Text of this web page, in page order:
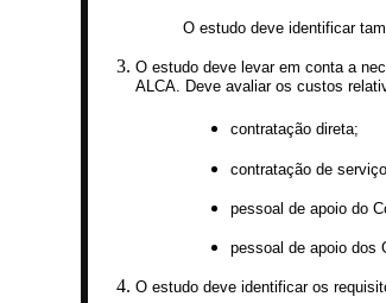
O estudo deve identificar
O estudo deve levar em conta a
ALCA. Deve avaliar os custos
contratação direta;
contratação de
pessoal de apoio do
pessoal de apoio dos
O estudo deve identificar os